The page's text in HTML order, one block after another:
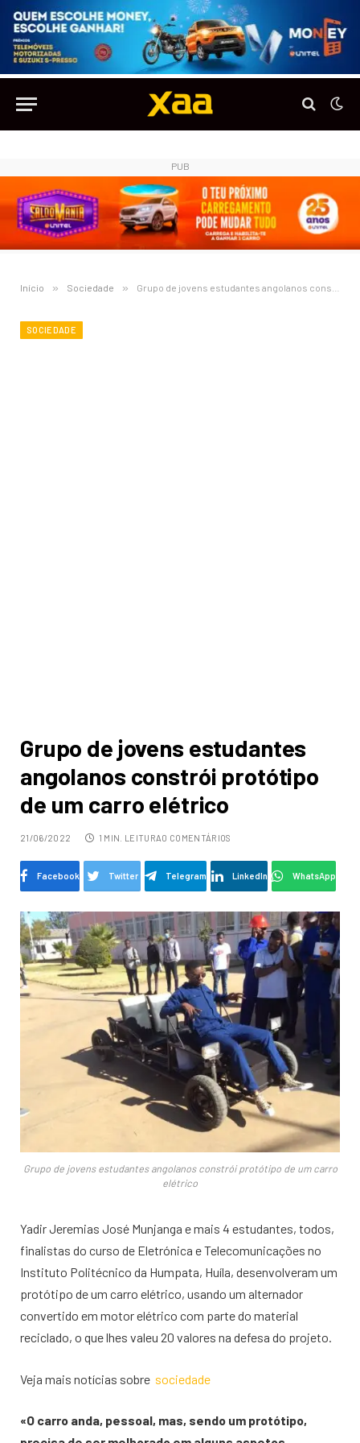
PUB
Início » Sociedade » Grupo de jovens estudantes angolanos constrói protótipo de um carro elétrico
SOCIEDADE
Grupo de jovens estudantes
angolanos constrói protótipo
de um carro elétrico
21/06/2022 1 MIN. LEITURA0 COMENTÁRIOS
Facebook Twitter Telegram LinkedIn WhatsApp
Grupo de jovens estudantes angolanos constrói protótipo de um carro
elétrico
Yadir Jeremias José Munjanga e mais 4 estudantes, todos,
finalistas do curso de Eletrónica e Telecomunicações no
Instituto Politécnico da Humpata, Huíla, desenvolveram um
protótipo de um carro elétrico, usando um alternador
convertido em motor elétrico com parte do material
reciclado, o que lhes valeu 20 valores na defesa do projeto.
Veja mais notícias sobre sociedade
«O carro anda, pessoal, mas, sendo um protótipo,